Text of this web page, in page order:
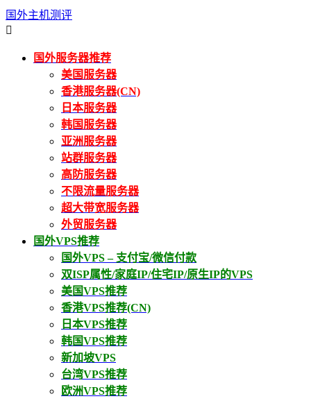
国外主机测评

国外服务器推荐
美国服务器
香港服务器(CN)
日本服务器
韩国服务器
亚洲服务器
站群服务器
高防服务器
不限流量服务器
超大带宽服务器
外贸服务器
国外VPS推荐
国外VPS – 支付宝/微信付款
双ISP属性/家庭IP/住宅IP/原生IP的VPS
美国VPS推荐
香港VPS推荐(CN)
日本VPS推荐
韩国VPS推荐
新加坡VPS
台湾VPS推荐
欧洲VPS推荐